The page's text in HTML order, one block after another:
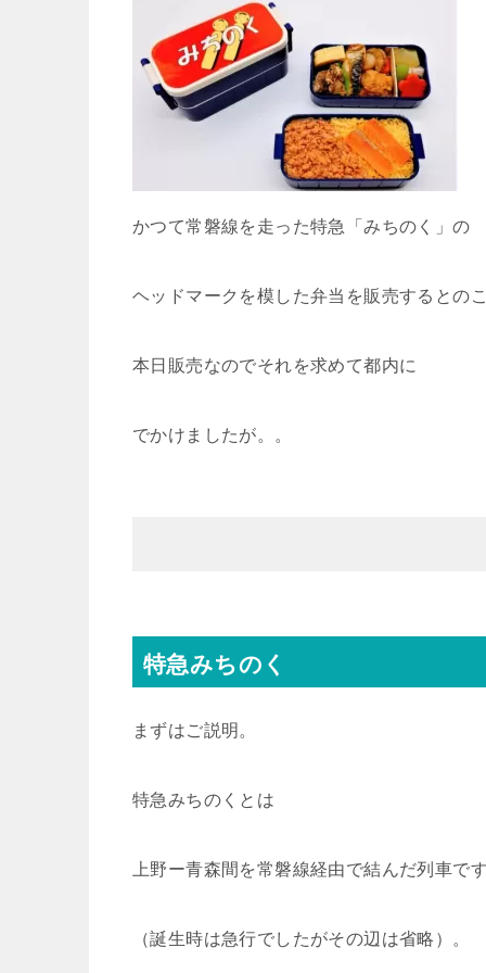
かつて常磐線を走った特急「みちのく」の
ヘッドマークを模した弁当を販売するとの
本日販売なのでそれを求めて都内に
でかけましたが。。
特急みちのく
まずはご説明。
特急みちのくとは
上野ー青森間を常磐線経由で結んだ列車で
（誕生時は急行でしたがその辺は省略）。